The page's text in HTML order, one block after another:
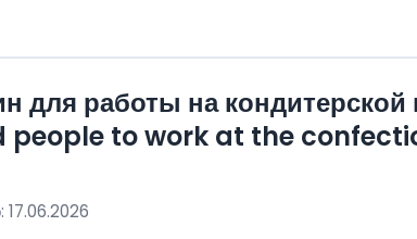
работы на
people to work at the
17.06.2026